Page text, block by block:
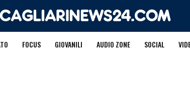
FOCUS GIOVANILI AUDIO ZONE SOCIAL